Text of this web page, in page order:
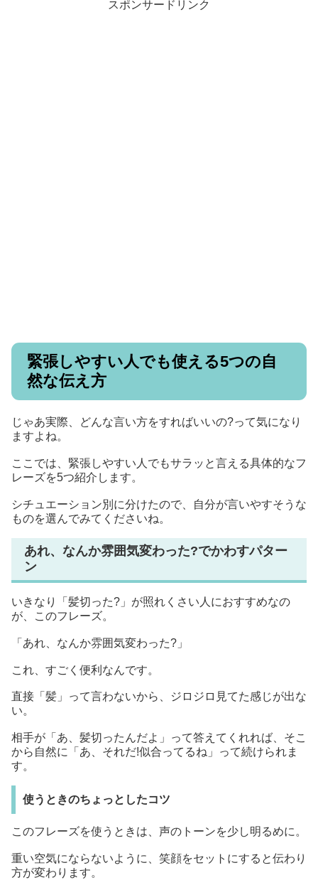
スポンサードリンク
緊張しやすい人でも使える5つの自
然な伝え方
じゃあ実際、どんな言い方をすればいいの?って気になり
ますよね。
ここでは、緊張しやすい人でもサラッと言える具体的なフ
レーズを5つ紹介します。
シチュエーション別に分けたので、自分が言いやすそうな
ものを選んでみてくださいね。
あれ、なんか雰囲気変わった?でかわすパター
ン
いきなり「髪切った?」が照れくさい人におすすめなの
が、このフレーズ。
「あれ、なんか雰囲気変わった?」
これ、すごく便利なんです。
直接「髪」って言わないから、ジロジロ見てた感じが出な
い。
相手が「あ、髪切ったんだよ」って答えてくれれば、そこ
から自然に「あ、それだ!似合ってるね」って続けられま
す。
使うときのちょっとしたコツ
このフレーズを使うときは、声のトーンを少し明るめに。
重い空気にならないように、笑顔をセットにすると伝わり
方が変わります。